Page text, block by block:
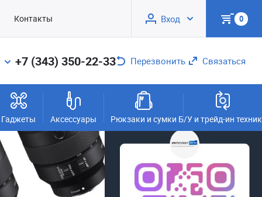
Контакты Вход 0
+7 (343) 350-22-33 Перезвонить Связаться
Гаджеты Аксессуары Рюкзаки и сумки Б/У и трейд-ин